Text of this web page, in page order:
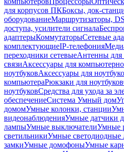
для корпусов ПКБоксы, док-
оборудованиеМаршрутизаторы,
доступа, усилители сигнала
адаптерыКоммутаторыСетевые
комплектующиеIP-телефония
переходники сетевыеАнтенны для
связиАксессуары для
ноутбуковАксессуары для
компьютераРюкзаки для ноутбуков
ноутбуковСредства для ухода за
обеспечениеСистема Умный дом
домомУмные колонки, станции
видеонаблюденияУмные датчики
лампыУмные выключателиУмные
светильникиУмные светодиодные
замкиУмные домофоныУмные